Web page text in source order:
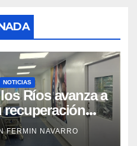
NOTICIAS
Ríos avanza a
recuperación
eventos
FERMIN NAVARRO